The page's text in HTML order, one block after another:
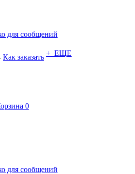
для сообщений
Как заказать + ЕЩЕ
0
для сообщений